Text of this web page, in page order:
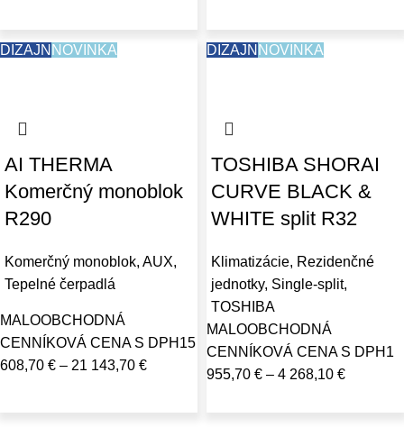
DIZAJN NOVINKA
AI THERMA
Komerčný monoblok
R290
Komerčný monoblok, AUX,
Tepelné čerpadlá
MALOOBCHODNÁ
CENNÍKOVÁ CENA S DPH 15
608,70 € – 21 143,70 €
DIZAJN NOVINKA
TOSHIBA SHORAI
CURVE BLACK &
WHITE split R32
Klimatizácie, Rezidenčné
jednotky, Single-split,
TOSHIBA
MALOOBCHODNÁ
CENNÍKOVÁ CENA S DPH 1
955,70 € – 4 268,10 €